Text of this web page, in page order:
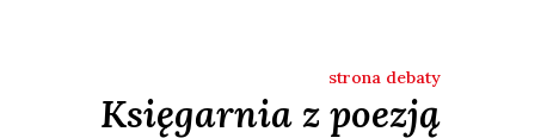
strona debaty
Księgarnia z poezją